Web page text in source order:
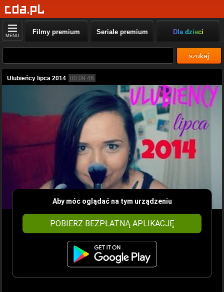
MENU Filmy premium Seriale premium Dla dzieci
szukaj
Ulubieńcy lipca 2014 00:09:46
Aby móc oglądać na tym urządzeniu
POBIERZ BEZPŁATNĄ APLIKACJĘ